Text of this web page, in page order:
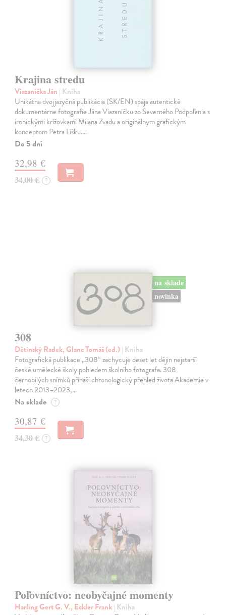
Krajina stredu
Viazanička Ján | Kniha
Unikátna dvojjazyčná publikácia (SK/EN) spája autentické
dokumentárne fotografie Jána Viazaničku zo Severného Podpoľania s
ironickými krížovkami Milana Zvadu a originálnym grafickým
konceptom Petra Lišku.…
Do 5 dní
32,98 €
34,00 € ?
na sklade
novinka
308
Dětinský Radek, Glanc Tomáš (ed.)| Kniha
Fotografická publikace „308“ zachycuje deset let dějin nejstarší
české umělecké školy pohledem školního fotografa. 308
černobílých snímků přináší chronologický přehled života Akademie v
letech 2013–2023,…
Na sklade ?
30,87 €
34,30 € ?
Poľovníctvo: neobyčajné momenty
Harling Gert G. V., Eckler Frank| Kniha